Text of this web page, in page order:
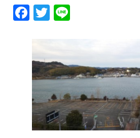
F
a
c
e
b
o
o
k
T
w
itt
er